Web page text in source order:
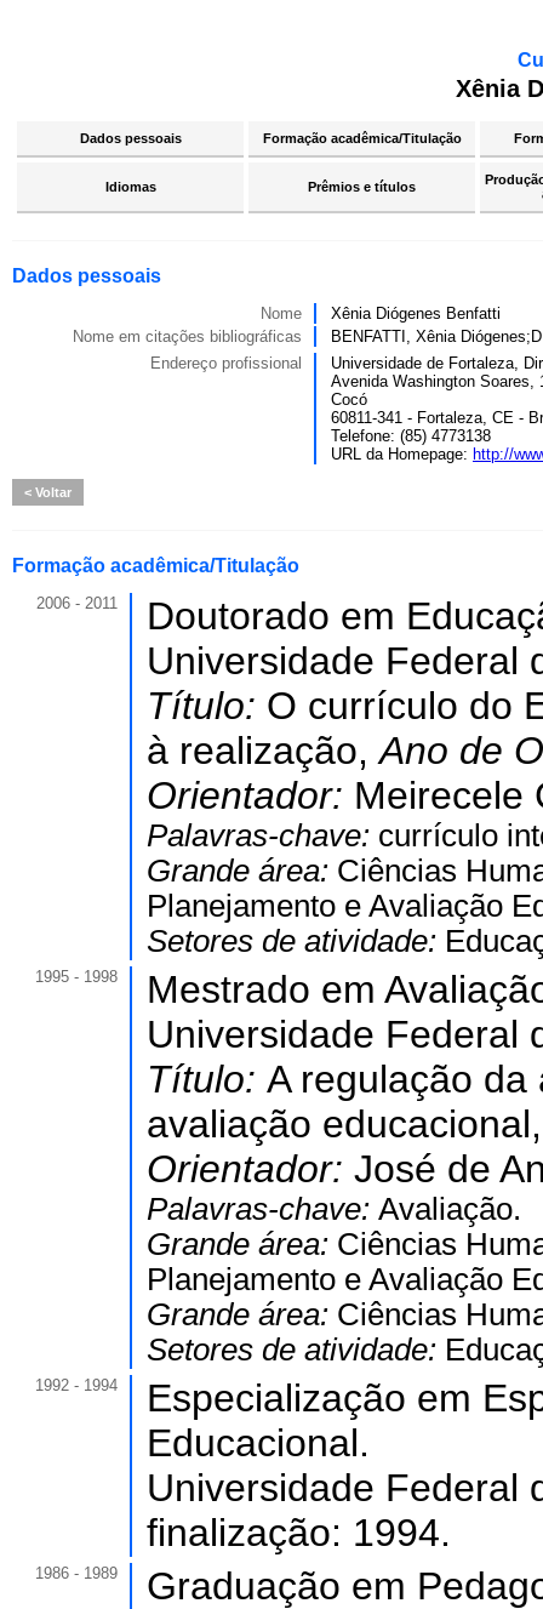
Xênia
Dados pessoais Formação acadêmica/Titulação
Idiomas Prêmios e títulos
Dados pessoais
Nome
Xênia Diógenes Benfatti
Nome em citações bibliográficas
BENFATTI, Xênia
Endereço profissional
Universidade de Fortaleza,
Avenida Washington Soares,
Cocó
60811-341 - Fortaleza, CE -
Telefone: (85) 4773138
URL da Homepage: http://
Voltar
Formação acadêmica/Titulação
2006 - 2011
Doutorado em
Universidade Federal
Título: O currículo do
à realização,Ano de
Orientador: Meirecele
Palavras-chave: currículo
Grande área: Ciências
Planejamento e Avaliação
Setores de atividade:
1995 - 1998
Mestrado em
Universidade Federal
Título: A regulação
avaliação
Orientador: José de
Palavras-chave: Avaliação.
Grande área: Ciências
Planejamento e Avaliação
Grande área: Ciências
Setores de atividade:
1992 - 1994
Especialização em
Educacional.
Universidade Federal
finalização: 1994.
1986 - 1989 Graduação em